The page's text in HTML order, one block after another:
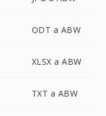
ODT a ABW
XLSX a ABW
TXT a ABW